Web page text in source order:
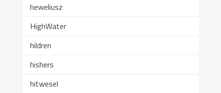
heweliusz
HighWater
hildren
hishers
hitwesel